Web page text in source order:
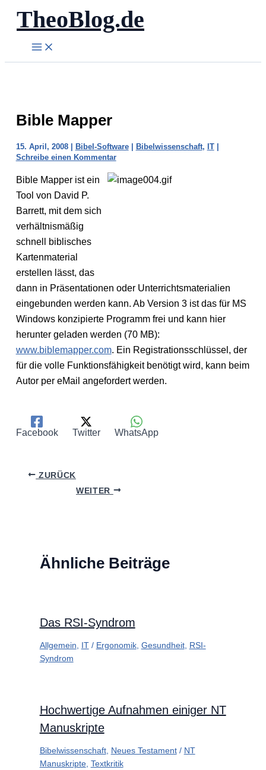
Zum
Inhalt
springen
TheoBlog.de
Bible Mapper
15. April, 2008 | Bibel-Software| Bibelwissenschaft, IT|
Schreibe einen Kommentar
Bible Mapper ist ein
Tool von David P.
Barrett, mit dem sich
verhältnismäßig
schnell biblisches
Kartenmaterial
erstellen lässt, das
dann in Präsentationen oder Unterrichtsmaterialien
eingebunden werden kann. Ab Version 3 ist das für MS
Windows konzipierte Programm frei und kann hier
herunter geladen werden (70 MB):
www.biblemapper.com. Ein Registrationsschlüssel, der
für die volle Funktionsfähigkeit benötigt wird, kann beim
Autor per eMail angefordert werden.
Facebook Twitter WhatsApp
ZURÜCK
WEITER
Ähnliche Beiträge
Das RSI-Syndrom
Allgemein IT/ Ergonomik, Gesundheit, RSI-
Syndrom
Hochwertige Aufnahmen einiger NT
Manuskripte
Bibelwissenschaft, Neues Testament/ NT
Manuskripte, Textkritik